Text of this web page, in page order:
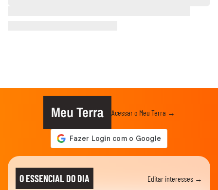
Meu Terra Acessar o Meu Terra →
O ESSENCIAL DO DIA Editar interesses →